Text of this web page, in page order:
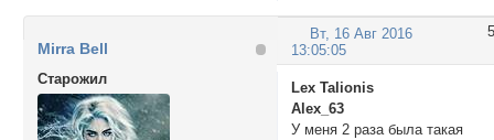
5
Вт, 16 Авг 2016
13:05:05
Mirra Bell
Cтарожил
Lex Talionis
Alex_63
У меня 2 раза была такая